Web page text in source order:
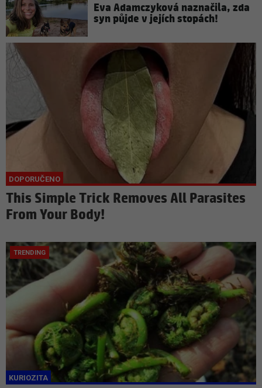
Eva Adamczyková naznačila, zda
syn půjde v jejích stopách!
This Simple Trick Removes All Parasites
From Your Body!